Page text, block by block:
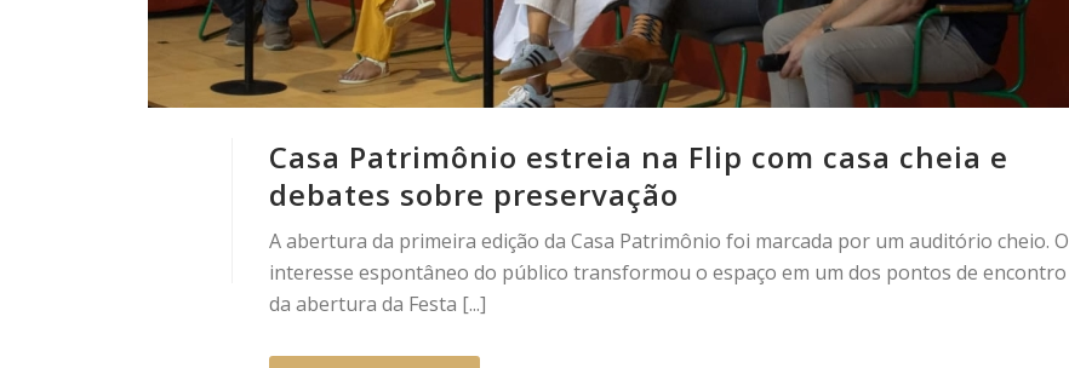
Casa Patrimônio estreia na Flip com casa cheia e
debates sobre preservação
A abertura da primeira edição da Casa Patrimônio foi marcada por um auditório cheio. O
interesse espontâneo do público transformou o espaço em um dos pontos de encontro
da abertura da Festa [...]